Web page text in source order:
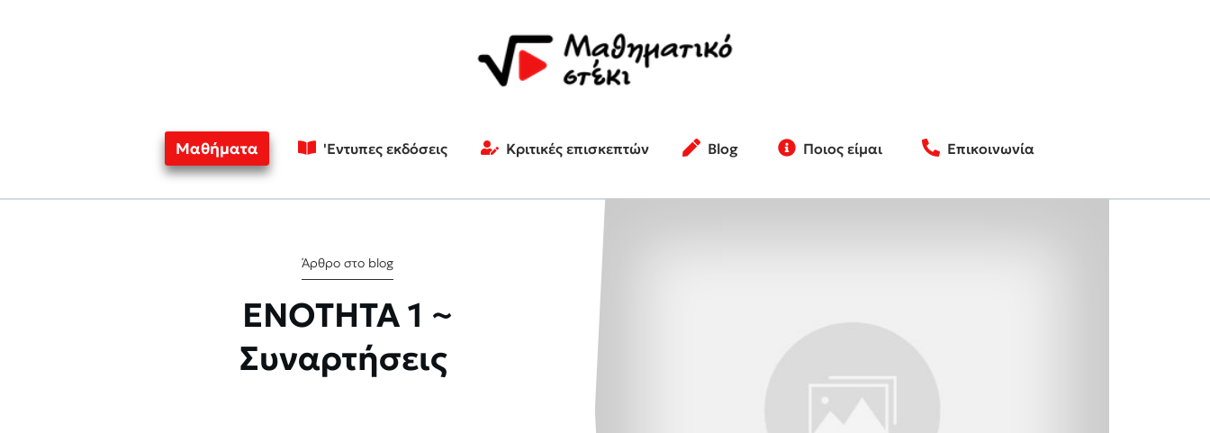
Μαθήματα 'Εντυπες εκδόσεις Κριτικές επισκεπτών Blog Ποιος είμαι Επικοινωνία
Άρθρο στο blog
ΕΝΟΤΗΤΑ 1 ~
Συναρτήσεις